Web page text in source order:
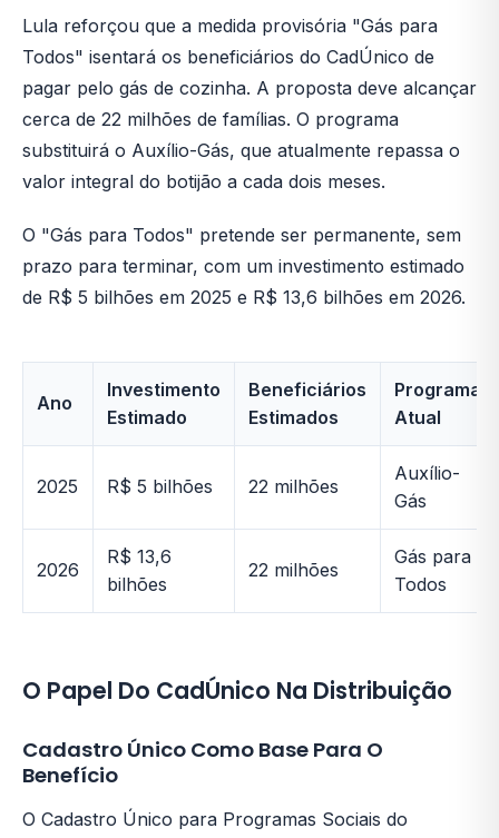
Lula reforçou que a medida provisória "Gás para
Todos" isentará os beneficiários do CadÚnico de
pagar pelo gás de cozinha. A proposta deve alcançar
cerca de 22 milhões de famílias. O programa
substituirá o Auxílio-Gás, que atualmente repassa o
valor integral do botijão a cada dois meses.
O "Gás para Todos" pretende ser permanente, sem
prazo para terminar, com um investimento estimado
de R$ 5 bilhões em 2025 e R$ 13,6 bilhões em 2026.
Ano
Investimento
Estimado
Beneficiários
Estimados
Programa
Atual
2025 R$ 5 bilhões 22 milhões
Auxílio-
Gás
2026
R$ 13,6
bilhões
22 milhões
Gás para
Todos
O Papel Do CadÚnico Na Distribuição
Cadastro Único Como Base Para O
Benefício
O Cadastro Único para Programas Sociais do